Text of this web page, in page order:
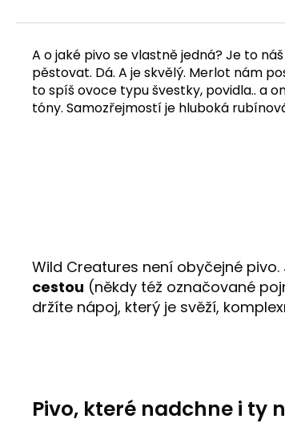
A o jaké pivo se vlastně jedná? Je to
pěstovat. Dá. A je skvělý. Merlot nám
to spíš ovoce typu švestky, povidla.. a
tóny. Samozřejmostí je hluboká
Wild Creatures není obyčejné
cestou (někdy též označované
držíte nápoj, který je svěží,
Pivo, které nadchne i ty